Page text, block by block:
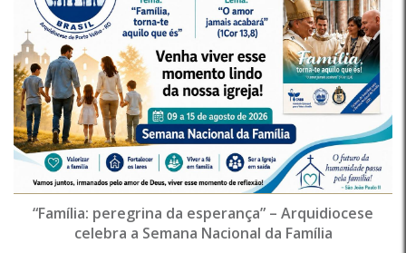
“Família: peregrina da esperança” – Arquidiocese
celebra a Semana Nacional da Família